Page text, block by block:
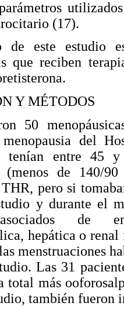
(17).
de este estudio
que reciben
Y MÉTODOS
50
del
tenían entre 45
(menos de 140/
pero si
y durante el
de
hepática o
menstruaciones
Las 31
total más
también fueron